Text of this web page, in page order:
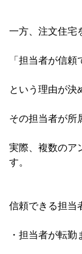
一方、注文住宅
「担当者が信頼
という理由が決
その担当者が所
実際、複数のア
す。
信頼できる担当
・担当者が転勤